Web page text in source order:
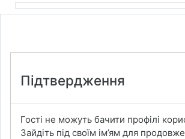
Підтвердження
Гості не можуть бачити профілі
Зайдіть під своїм ім’ям для